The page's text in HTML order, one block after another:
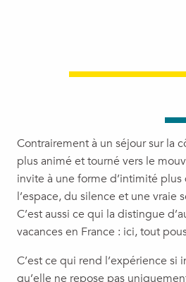
Contrairement à un séjour sur la
plus animé et tourné vers le
invite à une forme d’intimité
l’espace, du silence et une vraie
C’est aussi ce qui la distingue
vacances en France : ici, tout
C’est ce qui rend l’expérience si
qu’elle ne repose pas